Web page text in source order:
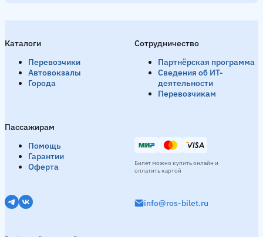
День Вечер 18:05 18:45
Смотреть расписание
Вечер
Смотреть расписание
Рузаевка → Петровск 1 рейс в день
Каталоги
Перевозчики
Автовокзалы
Города
Пассажирам
Помощь
Гарантии
Оферта
Сотрудничество
Партнёрская программа
Сведения об ИТ-
деятельности
Перевозчикам
info@ros-bilet.ru
Билет можно купить онлайн и
оплатить картой